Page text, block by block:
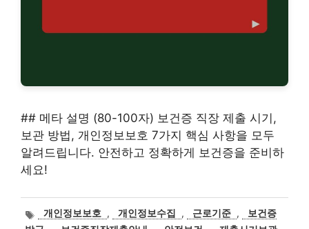
## 메타 설명 (80-100자) 보건증 직장 제출 시기,
보관 방법, 개인정보보호 7가지 핵심 사항을 모두
알려드립니다. 안전하고 정확하게 보건증을 준비하
세요!
태
그
개인정보보호 , 개인정보수집 , 근로기준 ,
보건증